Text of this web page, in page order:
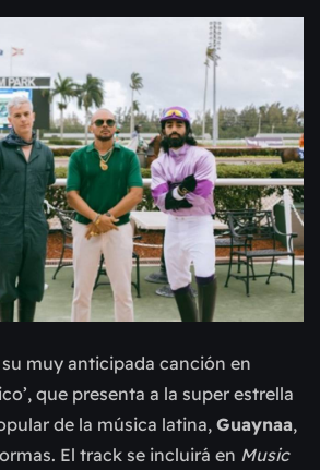
su muy anticipada canción en
que presenta a la super estrella
de la música latina, Guaynaa,
El track se incluirá en Music